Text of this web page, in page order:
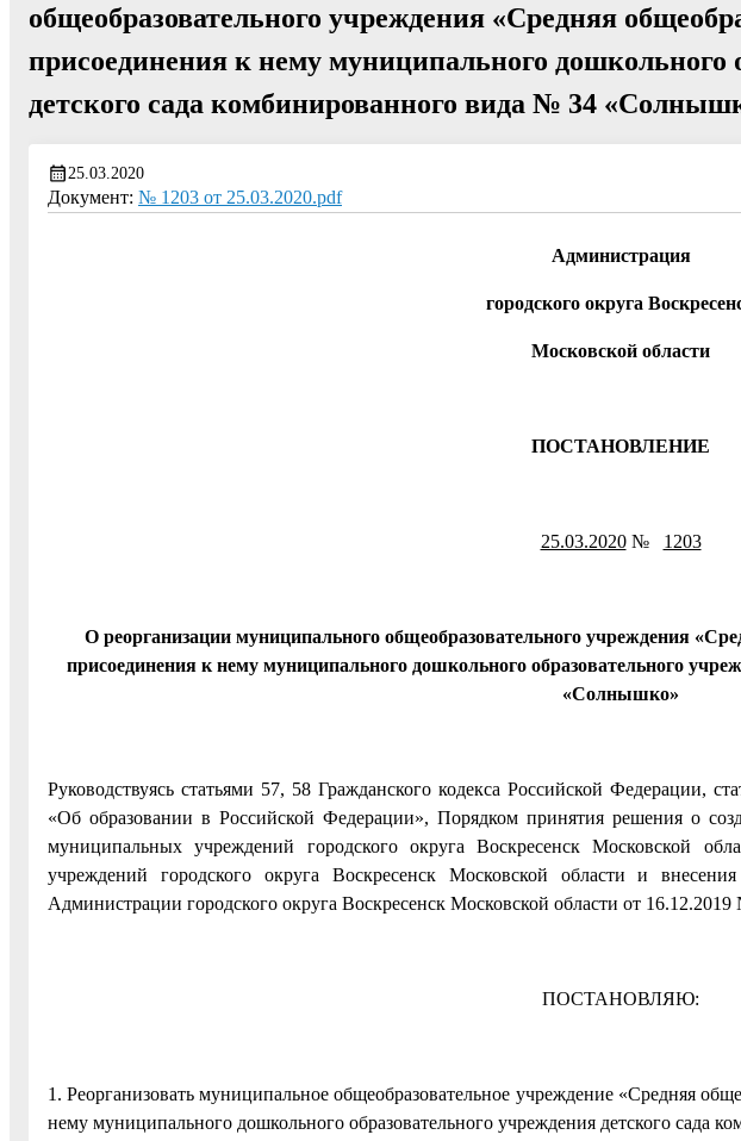
общеобразовательного учреждения «Средняя
присоединения к нему муниципального дошкольного
детского сада комбинированного вида № 34
25.03.2020
Документ: № 1203 от 25.03.2020.pdf
Администрация
городского округа
Московской области
ПОСТАНОВЛЕНИЕ
25.03.2020№ 1203
О реорганизации муниципального общеобразовательного учреждения
присоединения к нему муниципального дошкольного образовательного
«Солнышко»
Руководствуясь статьями 57, 58 Гражданского кодекса Российской Федерации,
«Об образовании в Российской Федерации», Порядком принятия решения о
муниципальных учреждений городского округа Воскресенск Московской
учреждений городского округа Воскресенск Московской области и
Администрации городского округа Воскресенск Московской области от
ПОСТАНОВЛЯЮ:
1. Реорганизовать муниципальное общеобразовательное учреждение «Средняя
нему муниципального дошкольного образовательного учреждения детского сада